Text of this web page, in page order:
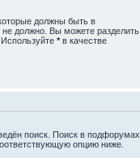
должны быть в
не должно. Вы можете разделить
* в качестве
поиск. Поиск в подфорумах
опцию ниже.